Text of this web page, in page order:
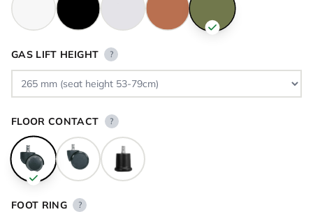
GAS LIFT HEIGHT ?
FLOOR CONTACT ?
FOOT RING ?